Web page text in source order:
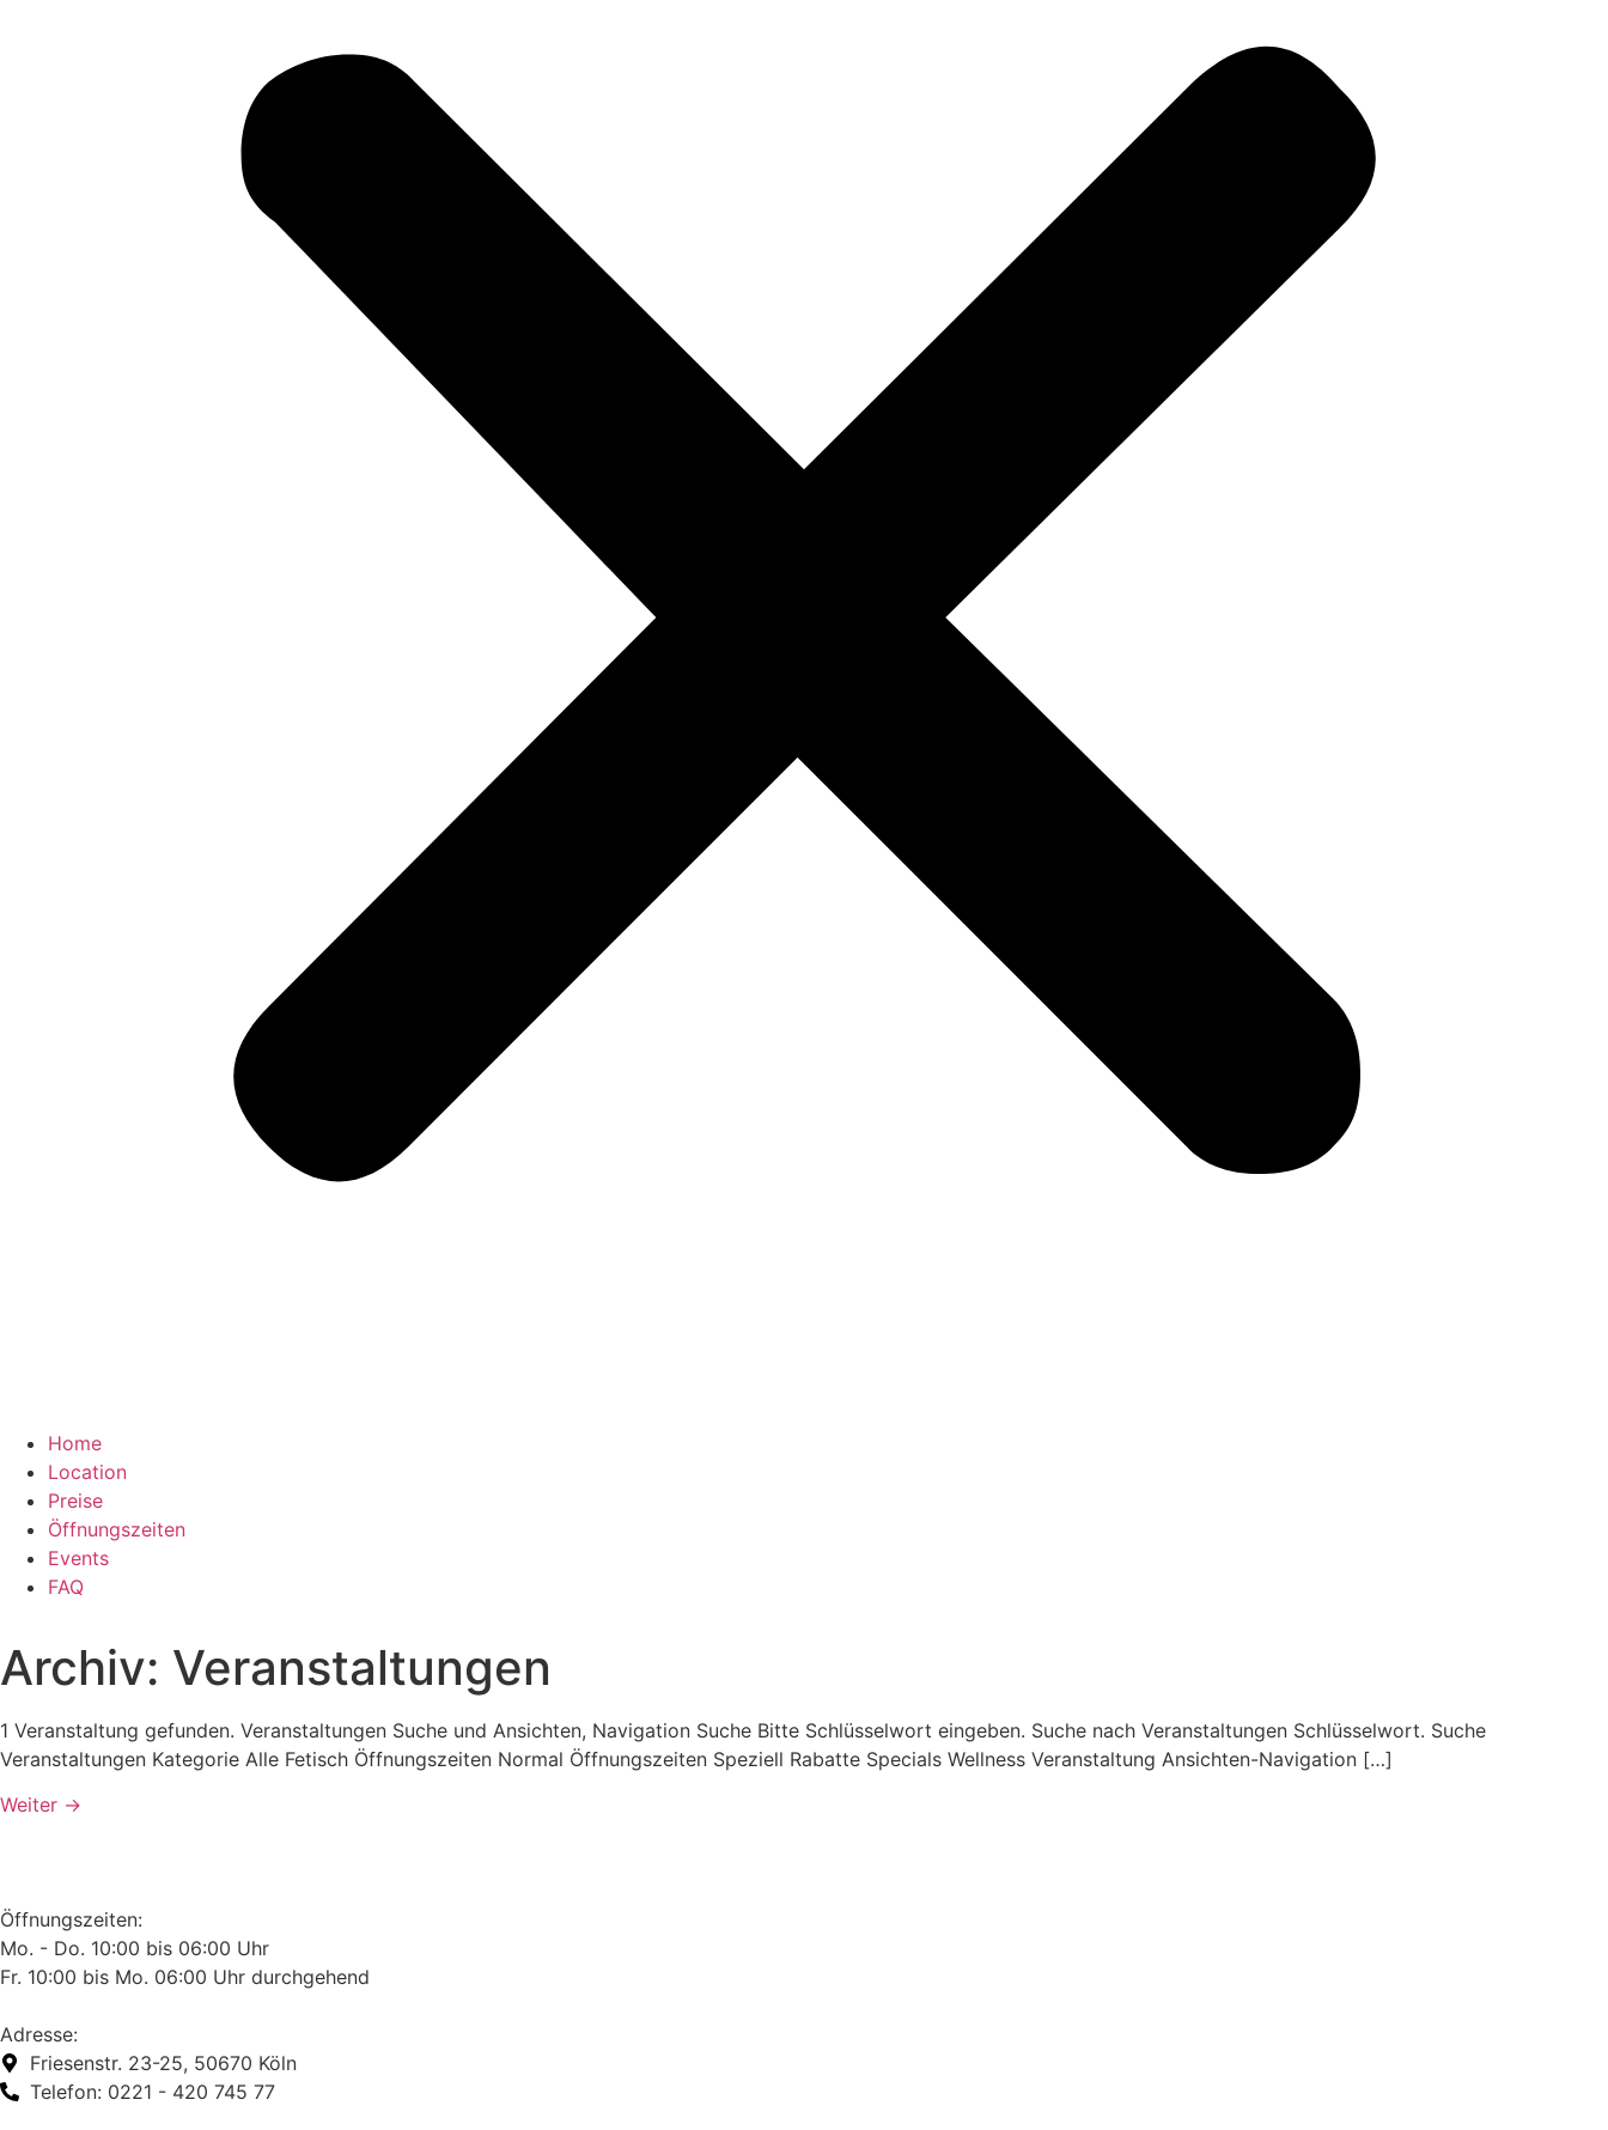
Home
Location
Preise
Öffnungszeiten
Events
FAQ
Archiv: Veranstaltungen
1 Veranstaltung gefunden. Veranstaltungen Suche und Ansichten, Navigation Suche Bitte Schlüsselwort eingeben. Suche nach Veranstaltungen Schlüsselwort. Suche
Veranstaltungen Kategorie Alle Fetisch Öffnungszeiten Normal Öffnungszeiten Speziell Rabatte Specials Wellness Veranstaltung Ansichten-Navigation […]
Weiter →
Öffnungszeiten:
Mo. - Do. 10:00 bis 06:00 Uhr
Fr. 10:00 bis Mo. 06:00 Uhr durchgehend
Adresse:
Friesenstr. 23-25, 50670 Köln
Telefon: 0221 - 420 745 77